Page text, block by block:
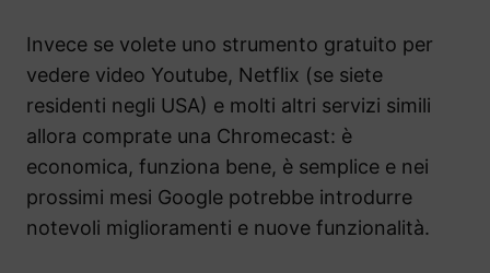
Invece se volete uno strumento gratuito per
vedere video Youtube, Netflix (se siete
residenti negli USA) e molti altri servizi simili
allora comprate una Chromecast: è
economica, funziona bene, è semplice e nei
prossimi mesi Google potrebbe introdurre
notevoli miglioramenti e nuove funzionalità.